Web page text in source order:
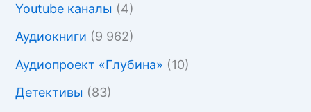
Youtube каналы (4)
Аудиокниги (9 962)
Аудиопроект «Глубина» (10)
Детективы (83)